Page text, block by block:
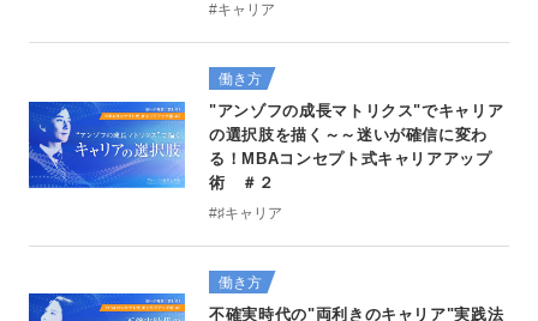
#キャリア
働き方
"アンゾフの成長マトリクス"でキャリア
の選択肢を描く～～迷いが確信に変わ
る！MBAコンセプト式キャリアアップ
術 ＃２
#♯キャリア
働き方
不確実時代の"両利きのキャリア"実践法